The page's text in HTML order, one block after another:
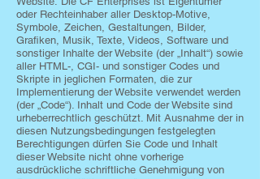
oder Rechteinhaber aller Desktop-Motive,
Symbole, Zeichen, Gestaltungen, Bilder,
Grafiken, Musik, Texte, Videos, Software und
sonstiger Inhalte der Website (der „Inhalt“) sowie
aller HTML-, CGI- und sonstiger Codes und
Skripte in jeglichen Formaten, die zur
Implementierung der Website verwendet werden
(der „Code“). Inhalt und Code der Website sind
urheberrechtlich geschützt. Mit Ausnahme der in
diesen Nutzungs­bedingungen festgelegten
Berechtigungen dürfen Sie Code und Inhalt
dieser Website nicht ohne vorherige
ausdrückliche schriftliche Genehmigung von